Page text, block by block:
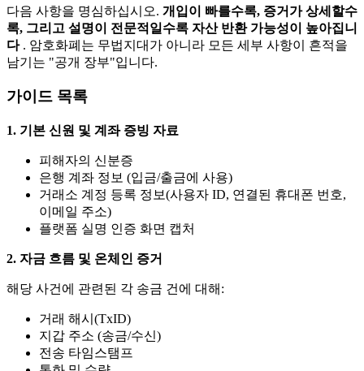
다음 사항을 명심하십시오. 개입이 빠를수록, 증거가 상세할수
록, 그리고 설명이 전문적일수록 자산 반환 가능성이 높아집니
다. 암호화폐는 무법지대가 아니라 모든 세부 사항이 흔적을
남기는 "공개 장부"입니다.
가이드 목록
1. 기본 신원 및 계좌 증빙 자료
피해자의 신분증
은행 계좌 정보 (입금/출금에 사용)
거래소 계정 등록 정보(사용자 ID, 연결된 휴대폰 번호,
이메일 주소)
플랫폼 실명 인증 화면 캡처
2. 자금 흐름 및 온체인 증거
해당 사건에 관련된 각 송금 건에 대해:
거래 해시(TxID)
지갑 주소 (송금/수신)
전송 타임스탬프